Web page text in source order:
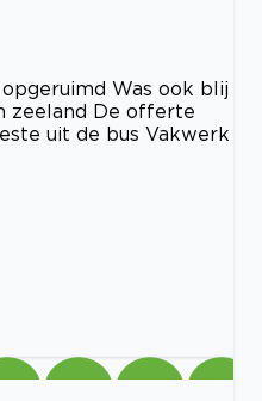
Was ook blij
zeeland De offerte
uit de bus Vakwerk